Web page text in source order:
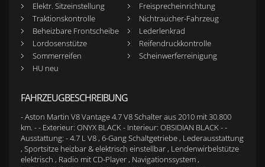
Elektr. Sitzeinstellung
Freisprecheinrichtung
Traktionskontrolle
Nichtraucher-Fahrzeug
Beheizbare Frontscheibe
Lederlenkrad
Lordosenstütze
Reifendruckkontrolle
Sommerreifen
Scheinwerferreinigung
HU neu
FAHRZEUGBESCHREIBUNG
- Aston Martin V8 Vantage 4.7 V8 Schalter aus 2010 mit 30.800
km. - - Exterieur: ONYX BLACK - Interieur: OBSIDIAN BLACK - -
Ausstattung: - 4.7 L V8 , 6-Gang Schaltgetriebe , Lederausstattung
, Sportsitze heizbar & elektrisch einstellbar , Lendenwirbelstütze
elektrisch , Radio mit CD-Player , Navigationssystem ,